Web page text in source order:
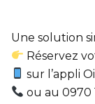
Une solution
Réservez
sur l’appli
ou au 0970